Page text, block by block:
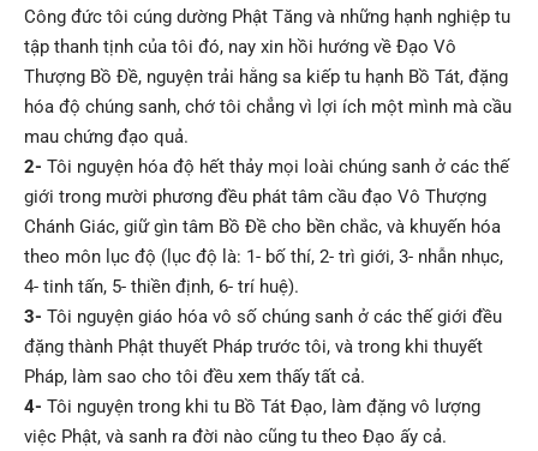
Công đức tôi cúng dường Phật Tăng và những hạnh nghiệp tu
tập thanh tịnh của tôi đó, nay xin hồi hướng về Đạo Vô
Thượng Bồ Đề, nguyện trải hằng sa kiếp tu hạnh Bồ Tát, đặng
hóa độ chúng sanh, chớ tôi chẳng vì lợi ích một mình mà cầu
mau chứng đạo quả.
2- Tôi nguyện hóa độ hết thảy mọi loài chúng sanh ở các thế
giới trong mười phương đều phát tâm cầu đạo Vô Thượng
Chánh Giác, giữ gìn tâm Bồ Đề cho bền chắc, và khuyến hóa
theo môn lục độ (lục độ là: 1- bố thí, 2- trì giới, 3- nhẫn nhục,
4- tinh tấn, 5- thiền định, 6- trí huệ).
3- Tôi nguyện giáo hóa vô số chúng sanh ở các thế giới đều
đặng thành Phật thuyết Pháp trước tôi, và trong khi thuyết
Pháp, làm sao cho tôi đều xem thấy tất cả.
4- Tôi nguyện trong khi tu Bồ Tát Đạo, làm đặng vô lượng
việc Phật, và sanh ra đời nào cũng tu theo Đạo ấy cả.